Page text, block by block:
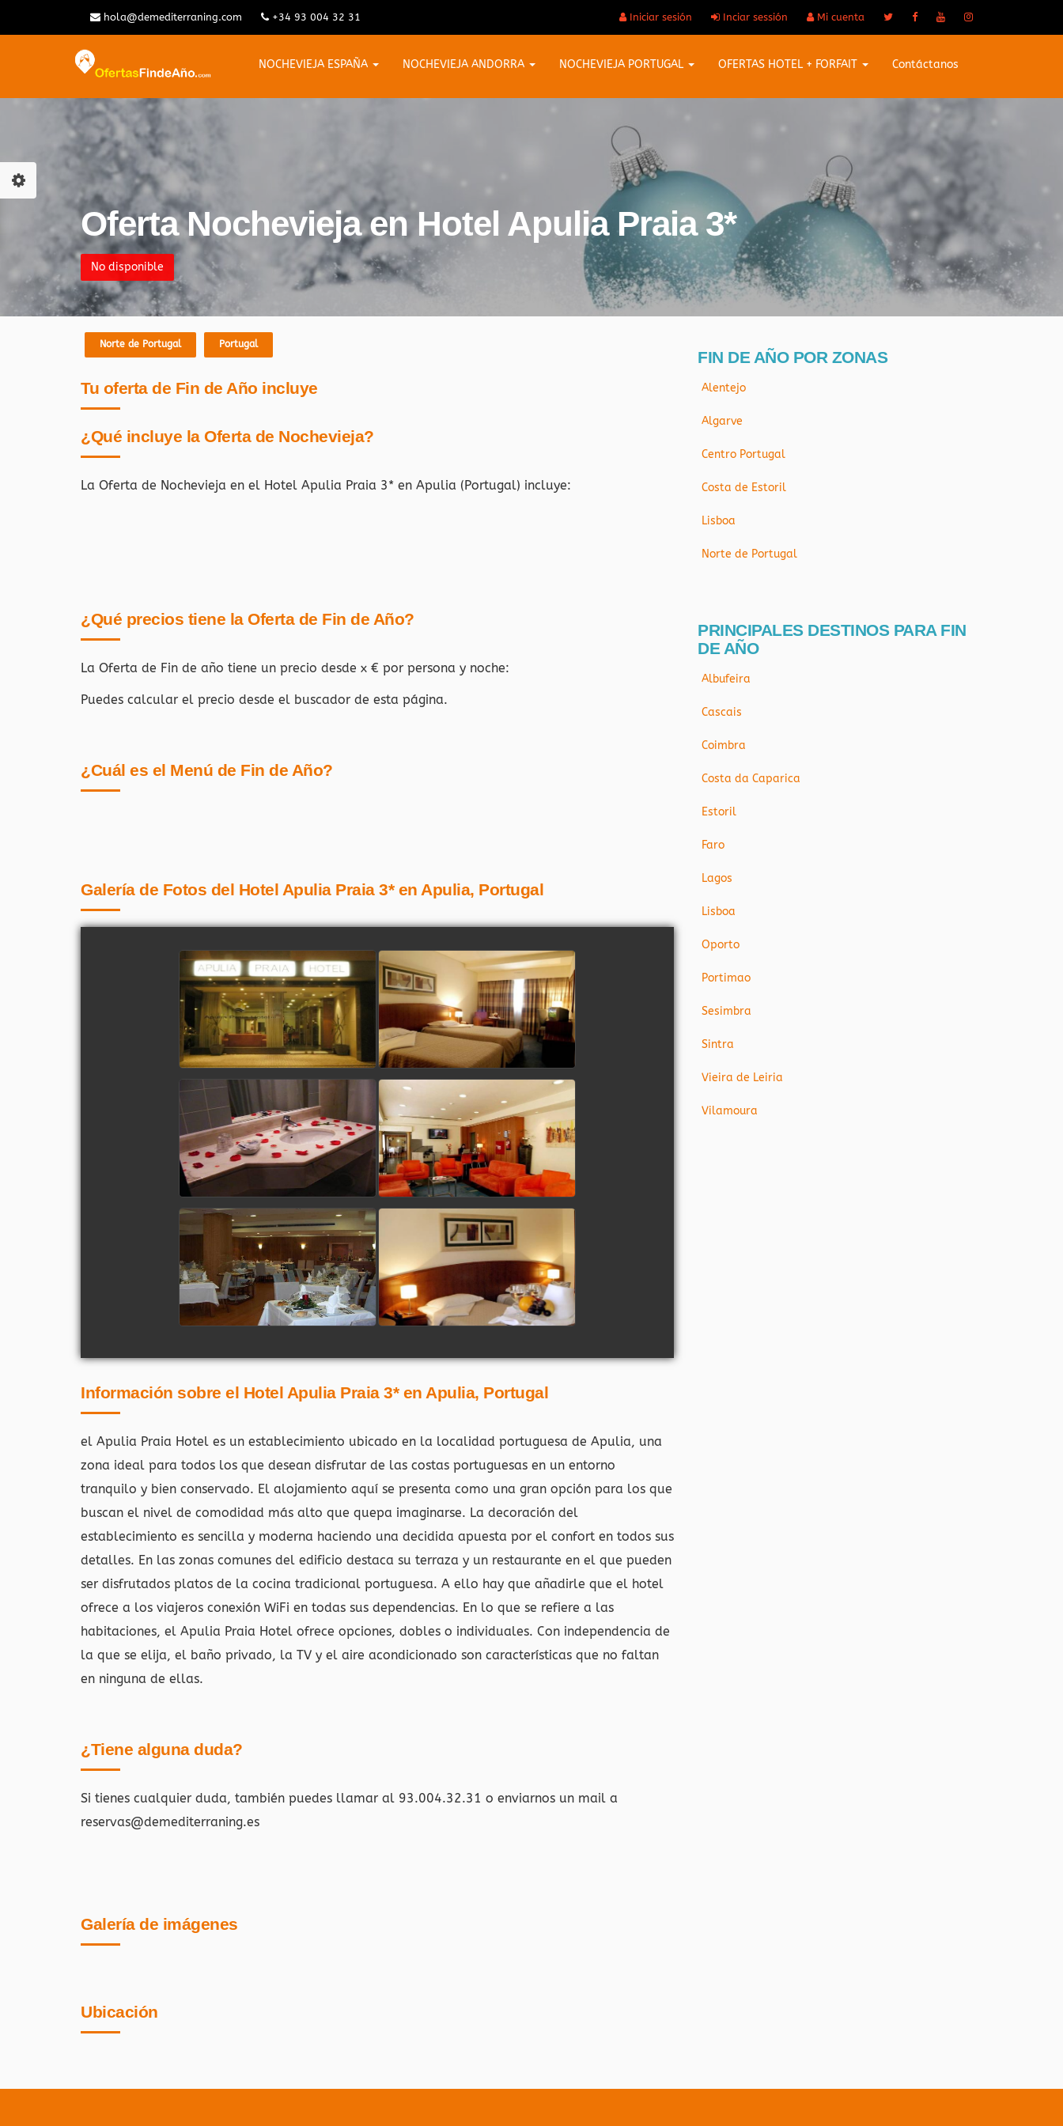
hola@demediterraning.com +34 93 004 32 31 Iniciar sesión Inciar sessión Mi cuenta
NOCHEVIEJA ESPAÑA NOCHEVIEJA ANDORRA NOCHEVIEJA PORTUGAL OFERTAS HOTEL + FORFAIT Contáctanos
Oferta Nochevieja en Hotel Apulia Praia 3*
No disponible
Norte de Portugal Portugal
Tu oferta de Fin de Año incluye
¿Qué incluye la Oferta de Nochevieja?
La Oferta de Nochevieja en el Hotel Apulia Praia 3* en Apulia (Portugal) incluye:
¿Qué precios tiene la Oferta de Fin de Año?
La Oferta de Fin de año tiene un precio desde x € por persona y noche:
Puedes calcular el precio desde el buscador de esta página.
¿Cuál es el Menú de Fin de Año?
Galería de Fotos del Hotel Apulia Praia 3* en Apulia, Portugal
Información sobre el Hotel Apulia Praia 3* en Apulia, Portugal
el Apulia Praia Hotel es un establecimiento ubicado en la localidad portuguesa de Apulia, una
zona ideal para todos los que desean disfrutar de las costas portuguesas en un entorno
tranquilo y bien conservado. El alojamiento aquí se presenta como una gran opción para los que
buscan el nivel de comodidad más alto que quepa imaginarse. La decoración del
establecimiento es sencilla y moderna haciendo una decidida apuesta por el confort en todos sus
detalles. En las zonas comunes del edificio destaca su terraza y un restaurante en el que pueden
ser disfrutados platos de la cocina tradicional portuguesa. A ello hay que añadirle que el hotel
ofrece a los viajeros conexión WiFi en todas sus dependencias. En lo que se refiere a las
habitaciones, el Apulia Praia Hotel ofrece opciones, dobles o individuales. Con independencia de
la que se elija, el baño privado, la TV y el aire acondicionado son características que no faltan
en ninguna de ellas.
¿Tiene alguna duda?
Si tienes cualquier duda, también puedes llamar al 93.004.32.31 o enviarnos un mail a
reservas@demediterraning.es
Galería de imágenes
Ubicación
FIN DE AÑO POR ZONAS
Alentejo
Algarve
Centro Portugal
Costa de Estoril
Lisboa
Norte de Portugal
PRINCIPALES DESTINOS PARA FIN
DE AÑO
Albufeira
Cascais
Coimbra
Costa da Caparica
Estoril
Faro
Lagos
Lisboa
Oporto
Portimao
Sesimbra
Sintra
Vieira de Leiria
Vilamoura